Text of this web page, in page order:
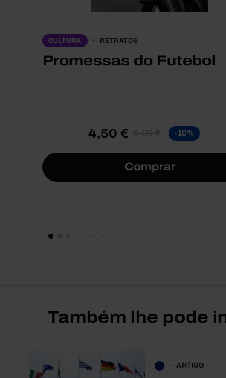
CULTURA RETRATOS
Promessas do Futebol
4,50 € 5,00 € -10%
Comprar
Também lhe pode
ARTIGO